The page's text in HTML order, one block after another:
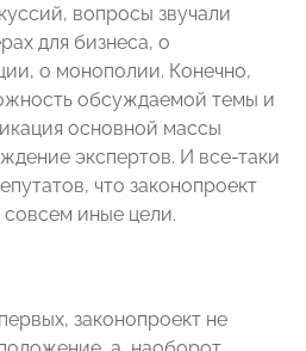
вопросы звучали
для бизнеса, о
о монополии. Конечно,
обсуждаемой темы и
основной массы
экспертов. И все-таки
что законопроект
совсем иные цели.
законопроект не